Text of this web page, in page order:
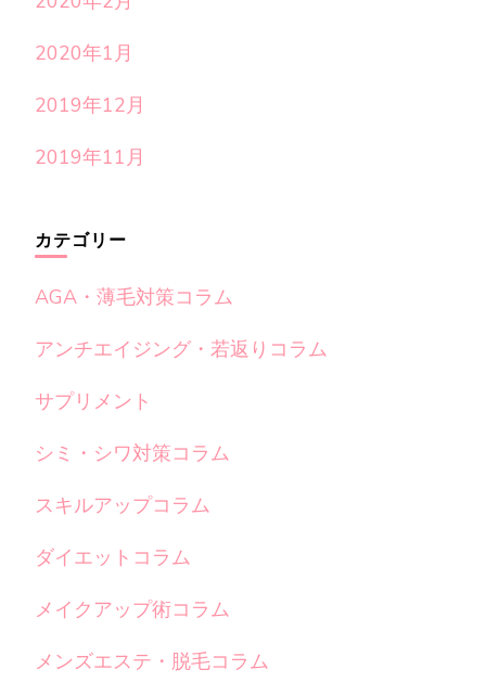
2020年1月
2019年12月
2019年11月
カテゴリー
AGA・薄毛対策コラム
アンチエイジング・若返りコラム
サプリメント
シミ・シワ対策コラム
スキルアップコラム
ダイエットコラム
メイクアップ術コラム
メンズエステ・脱毛コラム